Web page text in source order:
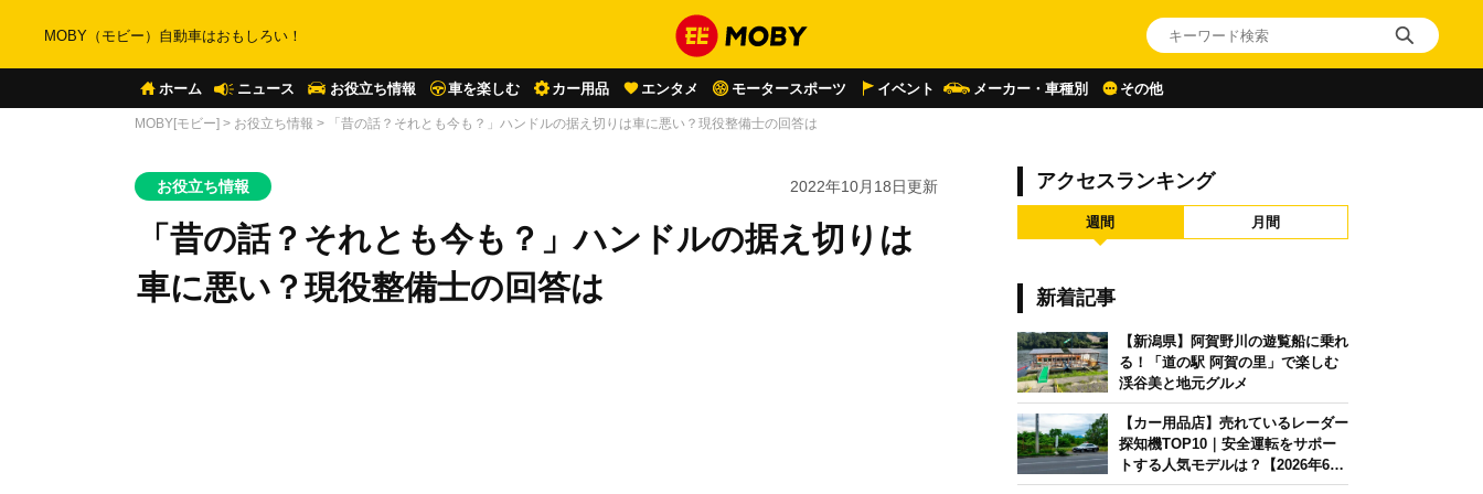
MOBY（モビー）自動車はおもしろい！
ホーム ニュース お役立ち情報 車を楽しむ カー用品 エンタメ モータースポーツ イベント メーカー・車種別 その他
MOBY[モビー] > お役立ち情報 > 「昔の話？それとも今も？」ハンドルの据え切りは車に悪い？現役整備士の回答は
お役立ち情報 2022年10月18日更新
「昔の話？それとも今も？」ハンドルの据え切りは
車に悪い？現役整備士の回答は
アクセスランキング
週間 月間
新着記事
【新潟県】阿賀野川の遊覧船に乗れ
る！「道の駅 阿賀の里」で楽しむ
渓谷美と地元グルメ
【カー用品店】売れているレーダー
探知機TOP10｜安全運転をサポー
トする人気モデルは？【2026年6月
版】